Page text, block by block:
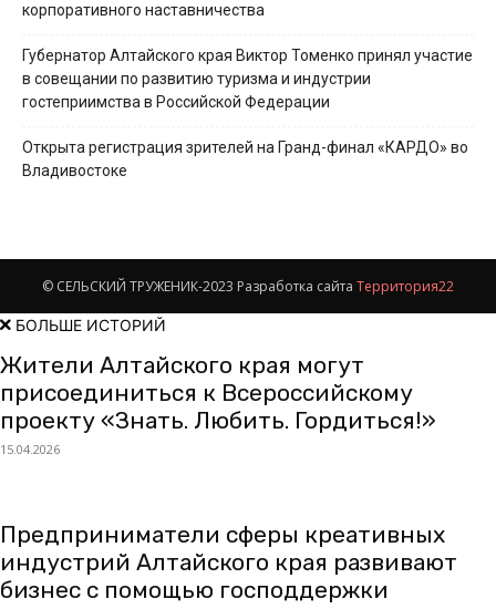
корпоративного наставничества
Губернатор Алтайского края Виктор Томенко принял участие
в совещании по развитию туризма и индустрии
гостеприимства в Российской Федерации
Открыта регистрация зрителей на Гранд-финал «КАРДО» во
Владивостоке
© СЕЛЬСКИЙ ТРУЖЕНИК-2023 Разработка сайта Территория22
БОЛЬШЕ ИСТОРИЙ
Жители Алтайского края могут
присоединиться к Всероссийскому
проекту «Знать. Любить. Гордиться!»
15.04.2026
Предприниматели сферы креативных
индустрий Алтайского края развивают
бизнес с помощью господдержки